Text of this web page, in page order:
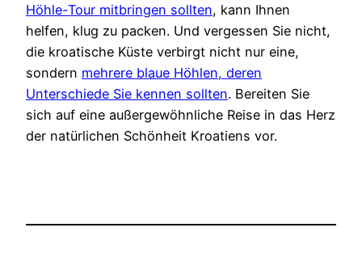
Höhle-Tour mitbringen sollten, kann Ihnen
helfen, klug zu packen. Und vergessen Sie nicht,
die kroatische Küste verbirgt nicht nur eine,
sondern mehrere blaue Höhlen, deren
Unterschiede Sie kennen sollten. Bereiten Sie
sich auf eine außergewöhnliche Reise in das Herz
der natürlichen Schönheit Kroatiens vor.